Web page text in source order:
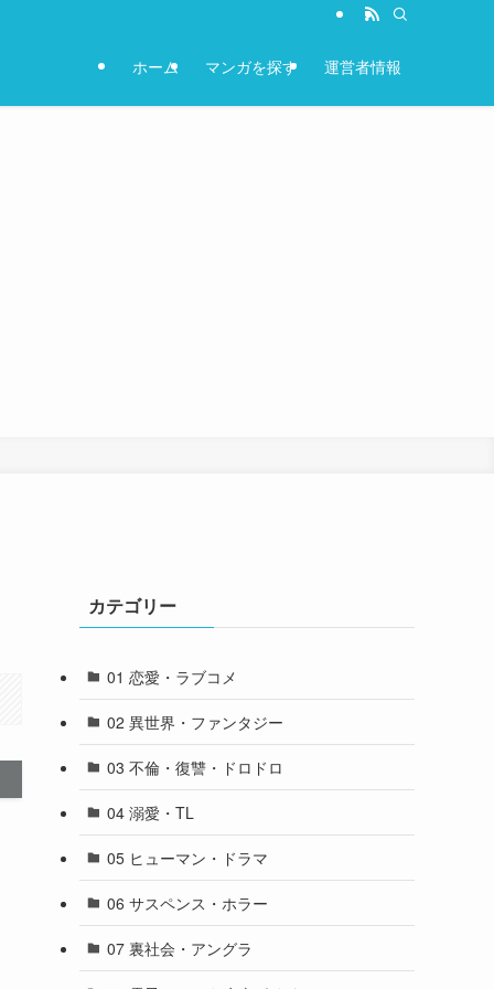
ホーム マンガを探す 運営者情報
カテゴリー
01 恋愛・ラブコメ
02 異世界・ファンタジー
03 不倫・復讐・ドロドロ
04 溺愛・TL
05 ヒューマン・ドラマ
06 サスペンス・ホラー
07 裏社会・アングラ